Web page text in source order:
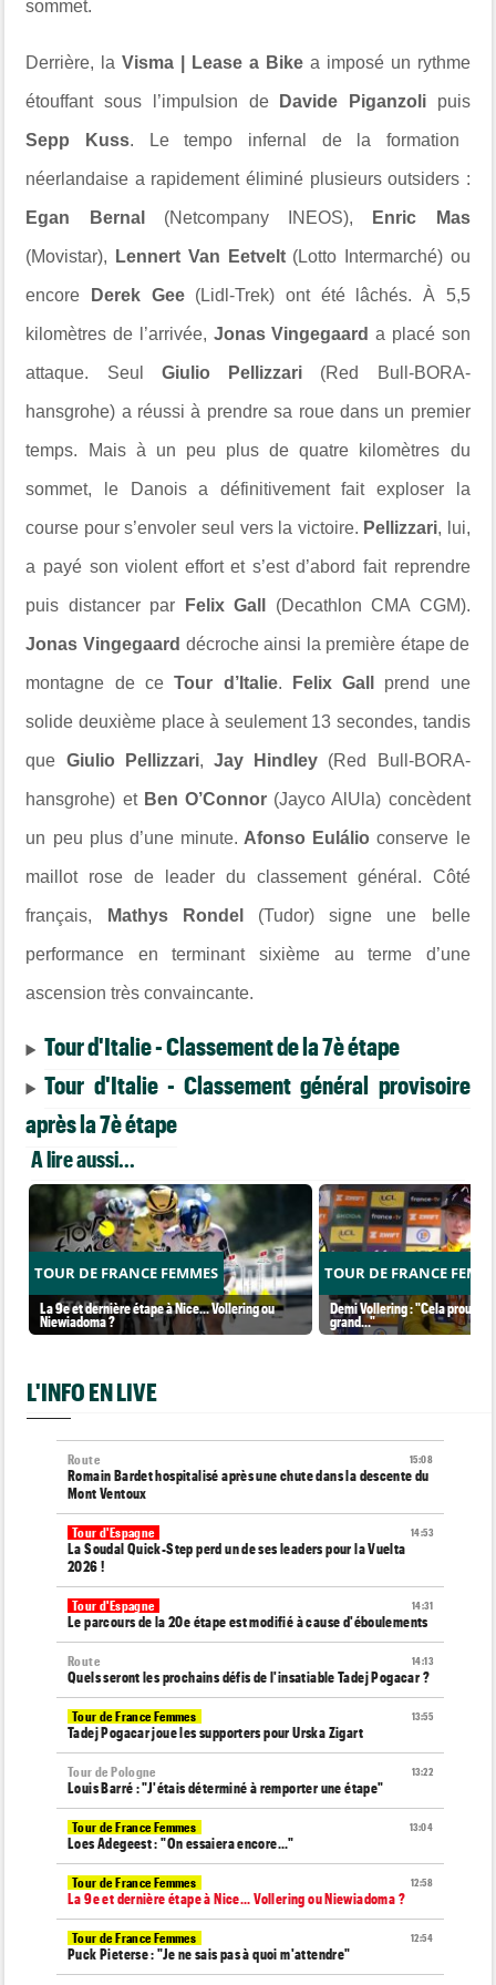
sommet.
Derrière, laVisma | Lease a Bike a imposé un rythme
étouffant sous l’impulsion de Davide Piganzolipuis
Sepp Kuss. Le tempo infernal de la formation
néerlandaise a rapidement éliminé plusieurs outsiders :
Egan Bernal (Netcompany INEOS), Enric Mas
(Movistar), Lennert Van Eetvelt(Lotto Intermarché) ou
encore Derek Gee(Lidl-Trek) ont été lâchés. À 5,5
kilomètres de l’arrivée, Jonas Vingegaarda placé son
attaque. Seul Giulio Pellizzari (Red Bull-BORA-
hansgrohe) a réussi à prendre sa roue dans un premier
temps. Mais à un peu plus de quatre kilomètres du
sommet, le Danois a définitivement fait exploser la
course pour s’envoler seul vers la victoire. Pellizzari, lui,
a payé son violent effort et s’est d’abord fait reprendre
puis distancer par Felix Gall (Decathlon CMA CGM).
Jonas Vingegaard décroche ainsi la première étape de
montagne de ceTour d’Italie. Felix Gall prend une
solide deuxième place à seulement 13 secondes, tandis
que Giulio Pellizzari, Jay Hindley (Red Bull-BORA-
hansgrohe) etBen O’Connor (Jayco AlUla) concèdent
un peu plus d’une minute. Afonso Eulálio conserve le
maillot rose de leader du classement général. Côté
français, Mathys Rondel (Tudor) signe une belle
performance en terminant sixième au terme d’une
ascension très convaincante.
Tour d'Italie - Classement de la 7è étape
Tour d'Italie - Classement général provisoire
après la 7è étape
A lire aussi...
TOUR DE FRANCE FEMMES
La 9e et dernière étape à Nice... Vollering ou
Niewiadoma ?
TOUR DE FRANCE
Demi Vollering : "Cela prouve
grand..."
L'INFO EN LIVE
15:08
Route
Romain Bardet hospitalisé après une chute dans la descente du
Mont Ventoux
14:53
Tour d'Espagne
La Soudal Quick-Step perd un de ses leaders pour la Vuelta
2026 !
14:31
Tour d'Espagne
Le parcours de la 20e étape est modifié à cause d'éboulements
14:13
Route
Quels seront les prochains défis de l'insatiable Tadej Pogacar ?
13:55
Tour de France Femmes
Tadej Pogacar joue les supporters pour Urska Zigart
13:22
Tour de Pologne
Louis Barré : "J'étais déterminé à remporter une étape"
13:04
Tour de France Femmes
Loes Adegeest : "On essaiera encore..."
12:58
Tour de France Femmes
La 9e et dernière étape à Nice... Vollering ou Niewiadoma ?
12:54
Tour de France Femmes
Puck Pieterse : "Je ne sais pas à quoi m'attendre"